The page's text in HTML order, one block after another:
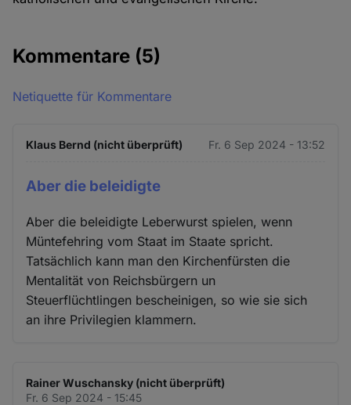
Kommentare (5)
Netiquette für Kommentare
Klaus Bernd (nicht überprüft) Fr. 6 Sep 2024 - 13:52
Aber die beleidigte
Aber die beleidigte Leberwurst spielen, wenn
Müntefehring vom Staat im Staate spricht.
Tatsächlich kann man den Kirchenfürsten die
Mentalität von Reichsbürgern un
Steuerflüchtlingen bescheinigen, so wie sie sich
an ihre Privilegien klammern.
Rainer Wuschansky (nicht überprüft)
Fr. 6 Sep 2024 - 15:45